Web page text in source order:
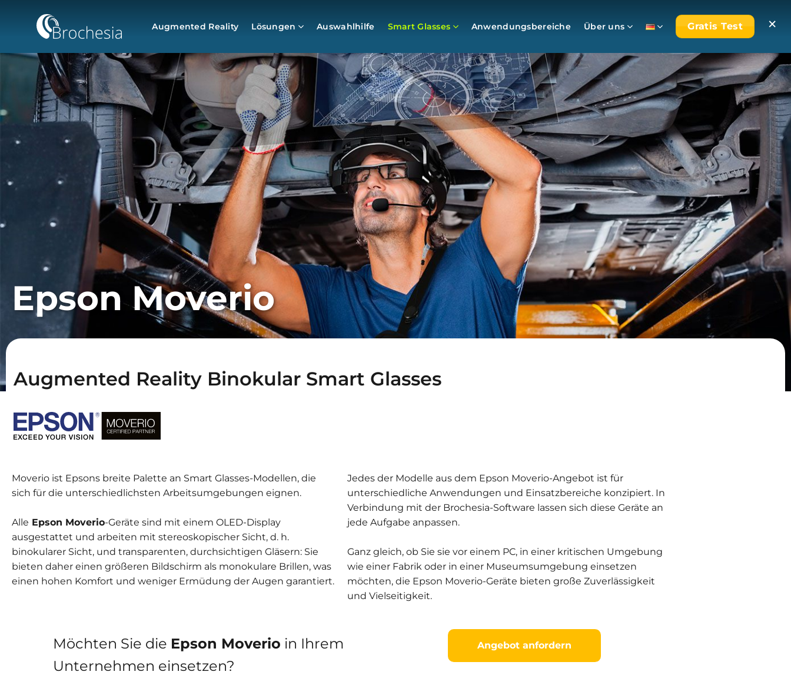
Augmented Reality Lösungen Auswahlhilfe Smart Glasses Anwendungsbereiche Über uns Gratis Test
Epson Moverio
Augmented Reality Binokular Smart Glasses
Moverio ist Epsons breite Palette an Smart Glasses-Modellen, die
sich für die unterschiedlichsten Arbeitsumgebungen eignen.
Alle Epson Moverio-Geräte sind mit einem OLED-Display
ausgestattet und arbeiten mit stereoskopischer Sicht, d. h.
binokularer Sicht, und transparenten, durchsichtigen Gläsern: Sie
bieten daher einen größeren Bildschirm als monokulare Brillen, was
einen hohen Komfort und weniger Ermüdung der Augen garantiert.
Jedes der Modelle aus dem Epson Moverio-Angebot ist für
unterschiedliche Anwendungen und Einsatzbereiche konzipiert. In
Verbindung mit der Brochesia-Software lassen sich diese Geräte an
jede Aufgabe anpassen.
Ganz gleich, ob Sie sie vor einem PC, in einer kritischen Umgebung
wie einer Fabrik oder in einer Museumsumgebung einsetzen
möchten, die Epson Moverio-Geräte bieten große Zuverlässigkeit
und Vielseitigkeit.
Möchten Sie die Epson Moverio in Ihrem
Unternehmen einsetzen?
Angebot anfordern
×
werden
benötigt,
damit die
Website
funktioniert.
Statistik
Damit wir die
Funktionalität
und die
der Nutzung